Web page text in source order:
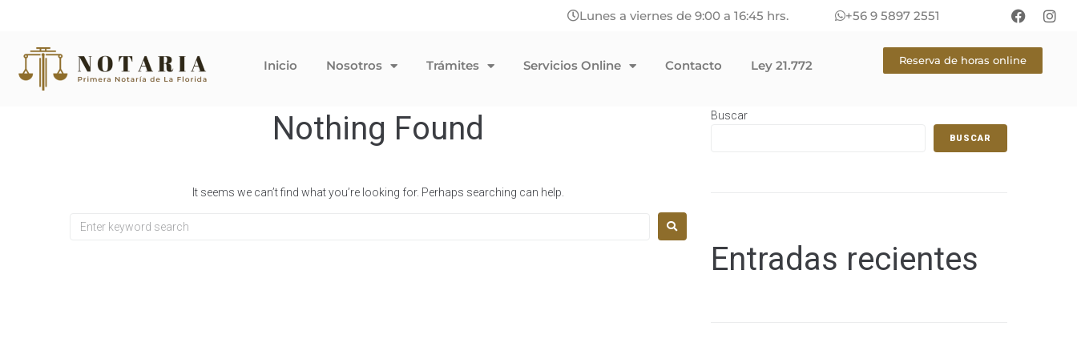
Lunes a viernes de 9:00 a 16:45 hrs. +56 9 5897 2551
Inicio Nosotros Trámites Servicios Online Contacto Ley 21.772 Reserva de horas online
Nothing Found
It seems we can’t find what you’re looking for. Perhaps searching can help.
Buscar
BUSCAR
Entradas recientes